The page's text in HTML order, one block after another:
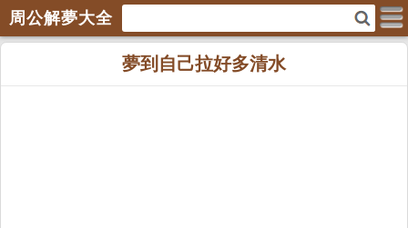
周公解夢大全
夢到自己拉好多清水